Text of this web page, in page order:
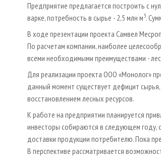
Предприятие предлагается построить с
варке, потребность в сырье - 2,5 млн м3.
В ходе презентации проекта Самвел
По расчетам компании, наиболее
всеми необходимыми преимуществами -
Для реализации проекта ООО «Монолог»
данный момент существует дефицит
восстановлением лесных ресурсов.
К работе на предприятии планируется
инвесторы собираются в следующем году,
доставки продукции потребителю. Пока
В перспективе рассматривается